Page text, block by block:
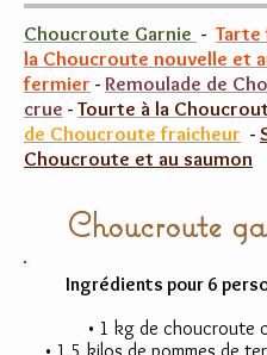
Choucroute Garnie - Tarte
la Choucroute nouvelle et
fermier - Remoulade de
crue - Tourte à la
de Choucroute fraicheur -
Choucroute et au saumon
Choucroute
Ingrédients pour 6
• 1 kg de choucroute